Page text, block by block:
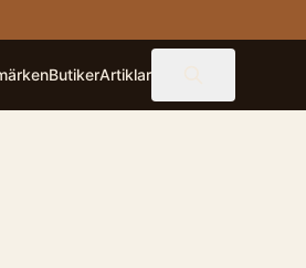
ButikerArtiklar